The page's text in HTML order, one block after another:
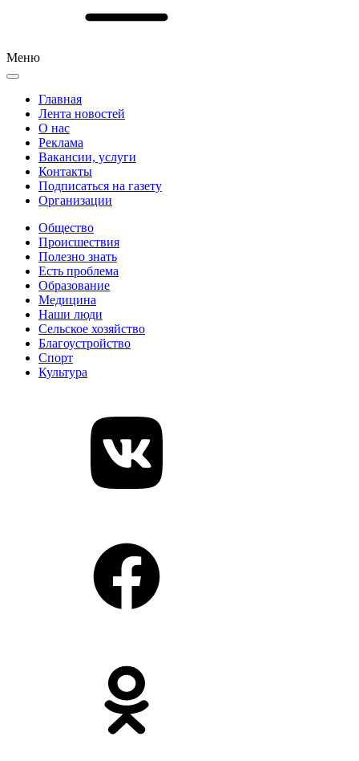
Меню
Главная
Лента новостей
О нас
Реклама
Вакансии, услуги
Контакты
Подписаться на газету
Организации
Общество
Происшествия
Полезно знать
Есть проблема
Образование
Медицина
Наши люди
Сельское хозяйство
Благоустройство
Спорт
Культура